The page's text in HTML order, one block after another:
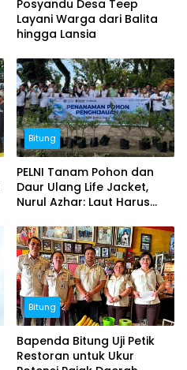
Posyandu Desa Teep
Layani Warga dari Balita
hingga Lansia
Bitung
PELNI Tanam Pohon dan
Daur Ulang Life Jacket,
Nurul Azhar: Laut Harus
Bitung
Bapenda Bitung Uji Petik
Restoran untuk Ukur